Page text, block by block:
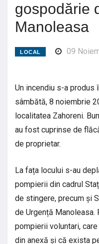
gospodărie
Manoleasa
LOCAL 09
Un incendiu s-a produs
sâmbătă, 8 noiembrie
localitatea Zahoreni.
au fost cuprinse de
de proprietar.
La fața locului s-au
pompierii din cadrul
de stingere, precum și
de Urgență Manoleasa.
pompierii voluntari,
din anexă și că exista